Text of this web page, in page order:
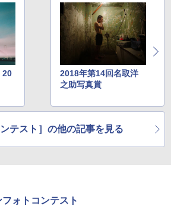
20
2018年第14回名取洋
之助写真賞
ンテスト］の他の記事を見る
ォトコンテスト